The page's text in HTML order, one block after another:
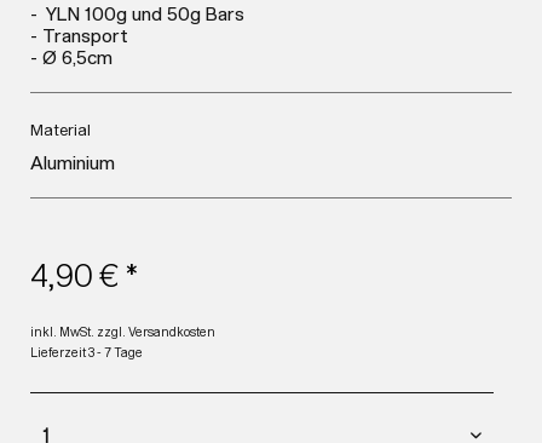
- YLN 100g und 50g Bars
- Transport
- Ø 6,5cm
Material
Aluminium
4,90 € *
inkl. MwSt. zzgl. Versandkosten
Lieferzeit 3 - 7 Tage